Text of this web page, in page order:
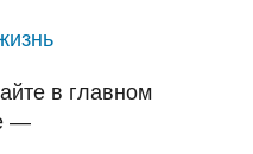
в главном
—